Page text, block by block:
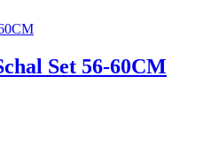
Set 56-60CM